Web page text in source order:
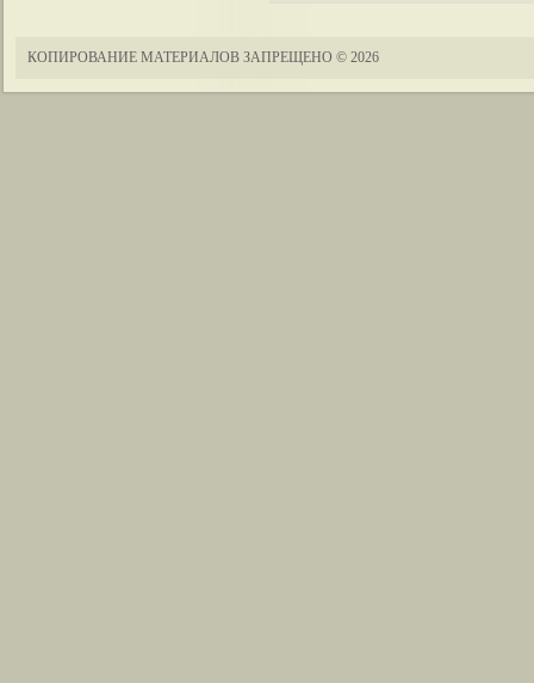
КОПИРОВАНИЕ МАТЕРИАЛОВ ЗАПРЕЩЕНО © 2026